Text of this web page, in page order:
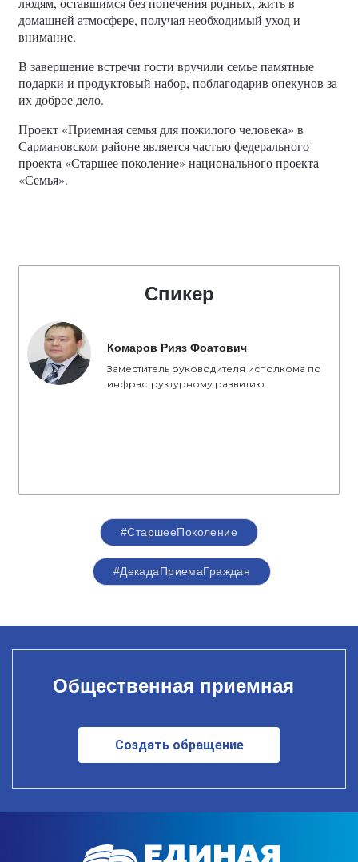
домашней атмосфере, получая необходимый уход и
внимание.
В завершение встречи гости вручили семье памятные
подарки и продуктовый набор, поблагодарив опекунов за
их доброе дело.
Проект «Приемная семья для пожилого человека» в
Сармановском районе является частью федерального
проекта «Старшее поколение» национального проекта
«Семья».
Спикер
Комаров Рияз Фоатович
Заместитель руководителя исполкома по
инфраструктурному развитию
#СтаршееПоколение
#ДекадаПриемаГраждан
Общественная приемная
Создать обращение